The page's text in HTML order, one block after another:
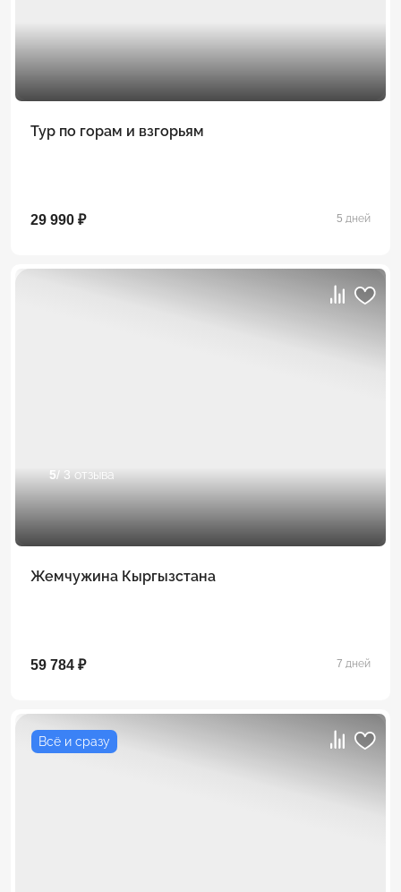
Тур по горам и взгорьям
29 990 ₽ 5 дней
5/ 3 отзыва
Жемчужина Кыргызстана
59 784 ₽ 7 дней
Всё и сразу